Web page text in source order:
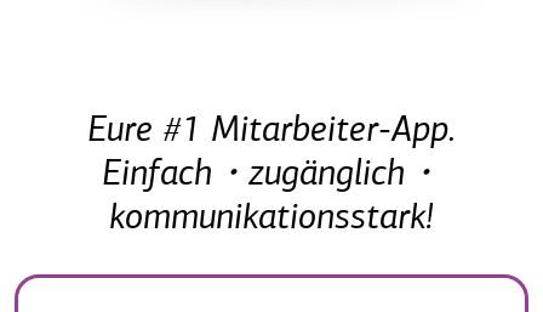
Eure #1 Mitarbeiter-App.
Einfach・zugänglich・
kommunikationsstark!